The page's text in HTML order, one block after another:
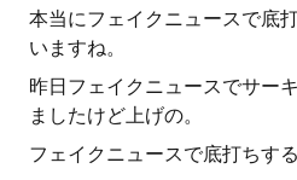
本当にフェイクニュースで底
いますね。
昨日フェイクニュースでサー
ましたけど上げの。
フェイクニュースで底打ちす